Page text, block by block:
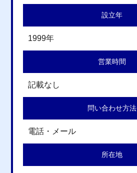
設立年
1999年
営業時間
記載なし
問い合わせ方法
電話・メール
所在地